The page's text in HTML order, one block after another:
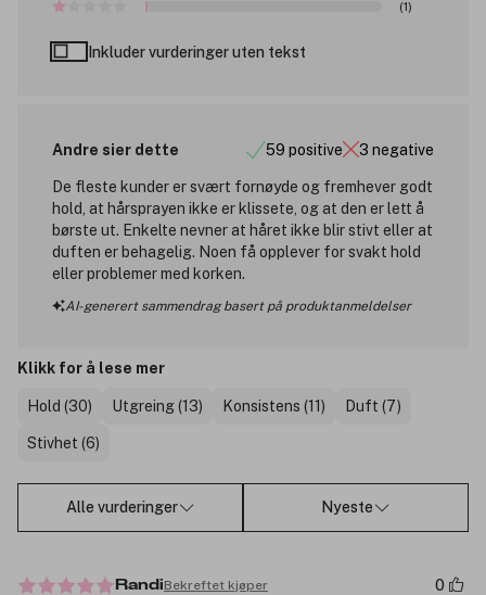
(1)
Inkluder vurderinger uten tekst
Andre sier dette 59 positive 3 negative
De fleste kunder er svært fornøyde og fremhever godt
hold, at hårsprayen ikke er klissete, og at den er lett å
børste ut. Enkelte nevner at håret ikke blir stivt eller at
duften er behagelig. Noen få opplever for svakt hold
eller problemer med korken.
AI-generert sammendrag basert på produktanmeldelser
Klikk for å lese mer
Hold (30) Utgreing (13) Konsistens (11) Duft (7)
Stivhet (6)
Alle vurderinger Nyeste
RandiBekreftet kjøper 0